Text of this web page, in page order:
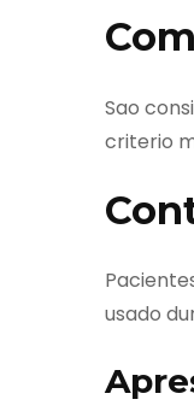
Sao
criterio
usado